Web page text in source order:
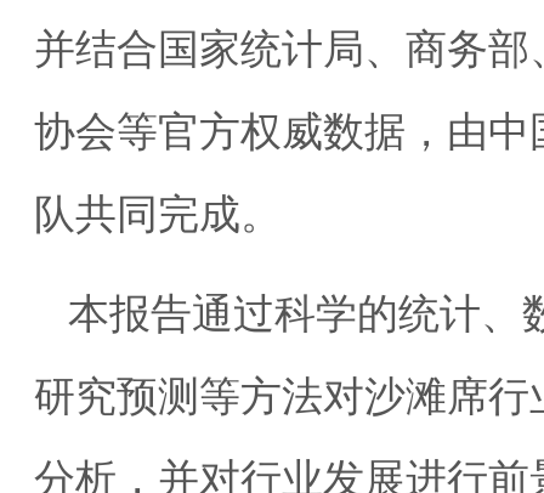
并结合国家统计局、商务
协会等官方权威数据，由
队共同完成。
本报告通过科学的统计、
研究预测等方法对沙滩席
分析，并对行业发展进行